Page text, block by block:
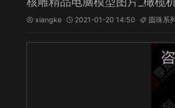
 xiangke  2021-01-20 14:50  圆珠系